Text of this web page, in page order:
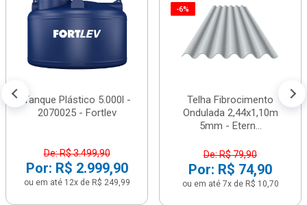
Tanque Plástico 5.000l -
2070025 - Fortlev
De: R$ 3.499,90
Por: R$ 2.999,90
ou em até 12x de R$ 249,99
-6%
Telha Fibrocimento
Ondulada 2,44x1,10m
5mm - Etern...
De: R$ 79,90
Por: R$ 74,90
ou em até 7x de R$ 10,70